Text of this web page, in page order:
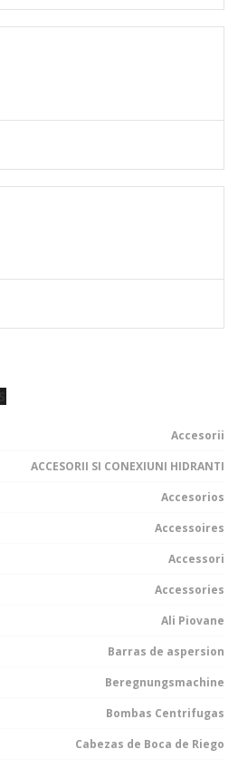
Accesorii
ACCESORII SI CONEXIUNI HIDRANTI
Accesorios
Accessoires
Accessori
Accessories
Ali Piovane
Barras de aspersion
Beregnungsmachine
Bombas Centrifugas
Cabezas de Boca de Riego